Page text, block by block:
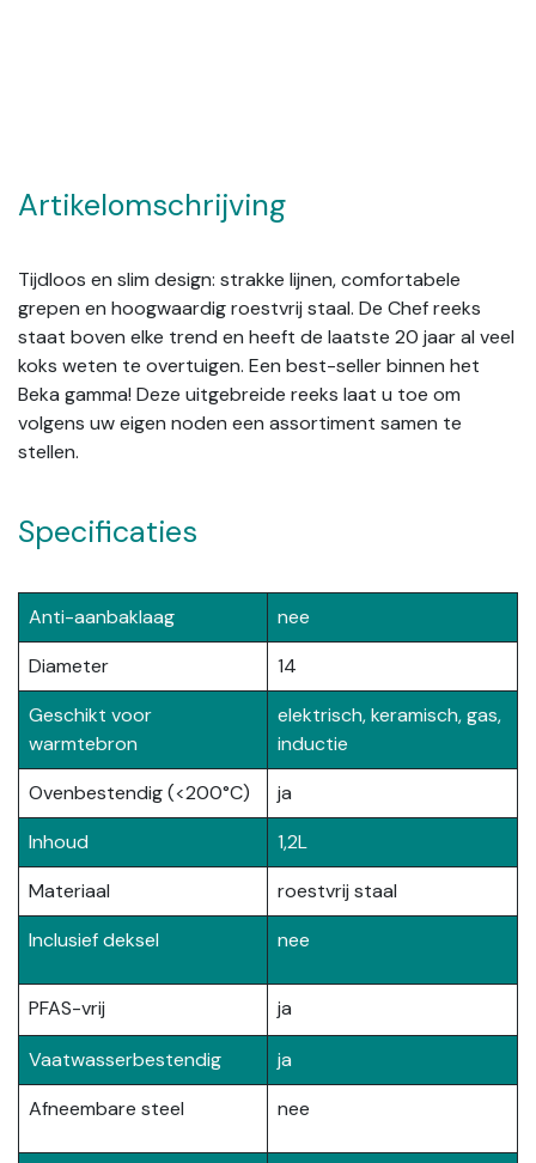
Artikelomschrijving
Tijdloos en slim design: strakke lijnen, comfortabele
grepen en hoogwaardig roestvrij staal. De Chef reeks
staat boven elke trend en heeft de laatste 20 jaar al veel
koks weten te overtuigen. Een best-seller binnen het
Beka gamma! Deze uitgebreide reeks laat u toe om
volgens uw eigen noden een assortiment samen te
stellen.
Specificaties
Anti-aanbaklaag
nee
Diameter
14
Geschikt voor
warmtebron
elektrisch, keramisch, gas,
inductie
Ovenbestendig (<200°C)
ja
Inhoud
1,2L
Materiaal
roestvrij staal
Inclusief deksel
nee
PFAS-vrij ja
Vaatwasserbestendig
ja
Afneembare steel
nee